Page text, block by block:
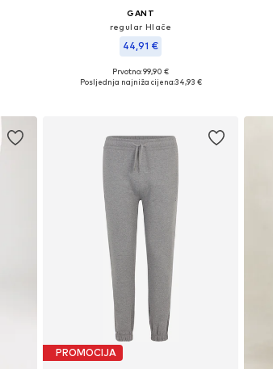
GANT
regular Hlače
44,91 €
+ 2
Dostupne veličine: 35-36
Prvotno: 99,90 €
Posljednja najniža cijena:34,93 €
PROMOCIJA